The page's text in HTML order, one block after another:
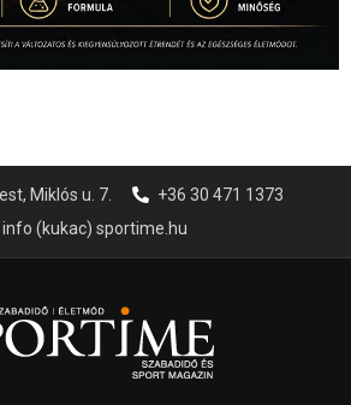
Miklós u. 7.
+36 30 471 1373
info (kukac) sportime.hu